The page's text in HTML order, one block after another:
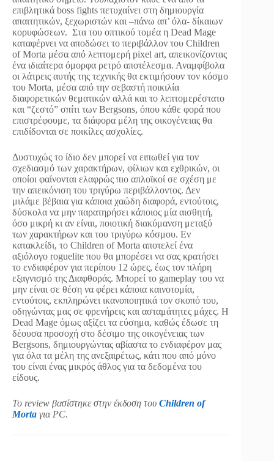
επιβλητικά boss fights πετυχαίνει στη δημιουργία
απαιτητικών, ξεχωριστών και –πάνω απ’ όλα- δίκαιων
κορυφώσεων. Στα του οπτικού τομέα η Dead Mage
καταφέρνει να αποδώσει το περιβάλλον του Children
of Morta μέσα από λεπτομερή pixel art, απεικονίζοντας
ένα ιδιαίτερα όμορφα ρετρό αποτέλεσμα. Αναμφίβολα
οι λάτρεις αυτής της τεχνικής θα εκτιμήσουν τον κόσμο
του Morta, μέσα από την σεβαστή ποικιλία
διαφορετικών θεματικών αλλά και το λεπτομερέστατο
και “ζεστό” σπίτι των Bergsons, όπου κάθε φορά που
επιστρέφουμε, τα διάφορα μέλη της οικογένειας θα
επιδίδονται σε ποικίλες ασχολίες.
Δυστυχώς το ίδιο δεν μπορεί να ειπωθεί για τον
σχεδιασμό των χαρακτήρων, φίλιων και εχθρικών, οι
οποίοι φαίνονται ελαφρώς πιο απλοϊκοί σε σχέση με
την απεικόνιση του τριγύρω περιβάλλοντος. Δεν
μιλάμε βέβαια για κάποια χαώδη διαφορά, εντούτοις,
δύσκολα να μην παρατηρήσει κάποιος μία αισθητή,
όσο μικρή κι αν είναι, ποιοτική διακύμανση μεταξύ
των χαρακτήρων και του τριγύρω κόσμου. Εν
κατακλείδι, το Children of Morta αποτελεί ένα
αξιόλογο roguelite που θα μπορέσει να σας κρατήσει
το ενδιαφέρον για περίπου 12 ώρες, έως τον πλήρη
εξαγνισμό της Διαφθοράς. Μπορεί το gameplay του να
μην είναι σε θέση να φέρει κάποια καινοτομία,
εντούτοις, εκπληρώνει ικανοποιητικά τον σκοπό του,
οδηγώντας μας σε φρενήρεις και ασταμάτητες μάχες. Η
Dead Mage όμως αξίζει τα εύσημα, καθώς έδωσε τη
δέουσα προσοχή στο δέσιμο της οικογένειας των
Bergsons, δημιουργώντας αβίαστα το ενδιαφέρον μας
για όλα τα μέλη της ανεξαιρέτως, κάτι που από μόνο
του είναι ένας μικρός άθλος για τα δεδομένα του
είδους.
Το review βασίστηκε στην έκδοση του Children of
Morta για PC.